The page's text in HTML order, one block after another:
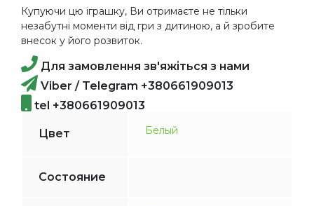
Купуючи цю іграшку, Ви отримаєте не тільки
незабутні моменти від гри з дитиною, а й зробите
внесок у його розвиток.
Для замовлення зв'яжіться з нами
Viber / Telegram +380661909013
tel +380661909013
Цвет Белый
Состояние